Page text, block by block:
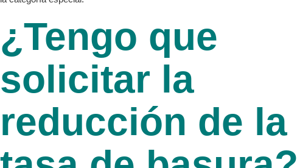
¿Tengo que
solicitar la
reducción de la